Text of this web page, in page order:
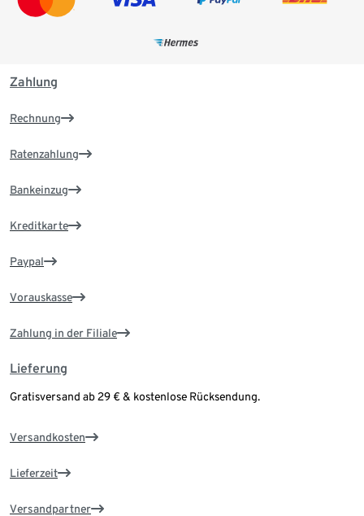
Zahlung
Rechnung
Ratenzahlung
Bankeinzug
Kreditkarte
Paypal
Vorauskasse
Zahlung in der Filiale
Lieferung
Gratisversand ab 29 € & kostenlose Rücksendung.
Versandkosten
Lieferzeit
Versandpartner